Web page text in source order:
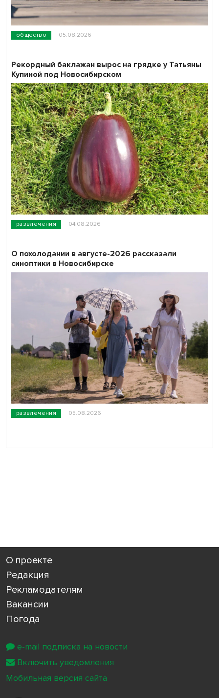
общество 05.08.2026
развлечения 04.08.2026
Рекордный баклажан вырос на грядке у Татьяны
Купиной под Новосибирском
развлечения 05.08.2026
О похолодании в августе-2026 рассказали
синоптики в Новосибирске
О проекте
Редакция
Рекламодателям
Вакансии
Погода
e-mail подписка на новости
Включить уведомления
Мобильная версия сайта